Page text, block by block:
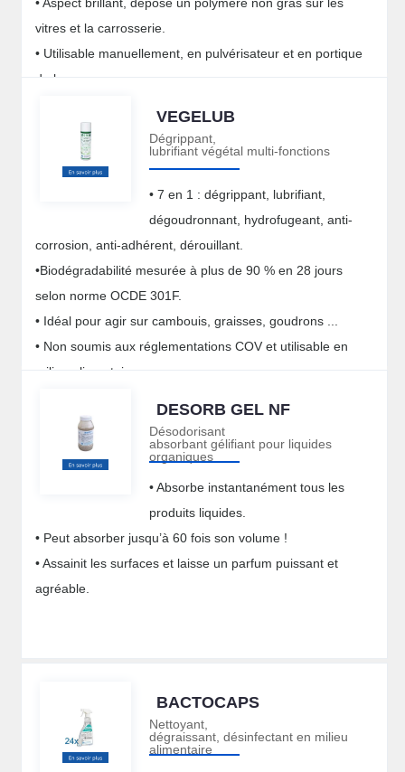
vitres et la carrosserie.
• Utilisable manuellement, en pulvérisateur et en portique
de lavage.
VEGELUB
Dégrippant,
lubrifiant végétal multi-fonctions
• 7 en 1 : dégrippant, lubrifiant,
dégoudronnant, hydrofugeant, anti-
corrosion, anti-adhérent, dérouillant.
•Biodégradabilité mesurée à plus de 90 % en 28 jours
selon norme OCDE 301F.
• Idéal pour agir sur cambouis, graisses, goudrons ...
• Non soumis aux réglementations COV et utilisable en
milieu alimentaire.
DESORB GEL NF
Désodorisant
absorbant gélifiant pour liquides
organiques
• Absorbe instantanément tous les
produits liquides.
• Peut absorber jusqu’à 60 fois son volume !
• Assainit les surfaces et laisse un parfum puissant et
agréable.
BACTOCAPS
Nettoyant,
dégraissant, désinfectant en milieu
alimentaire